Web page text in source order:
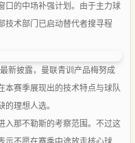
的中场补强计划。由于主力球
技术部门已启动替代者搜寻程
新披露，曼联青训产品梅努成
本赛季展现出的技术特点与球队
理想人选。
那不勒斯的考察范围。不过这